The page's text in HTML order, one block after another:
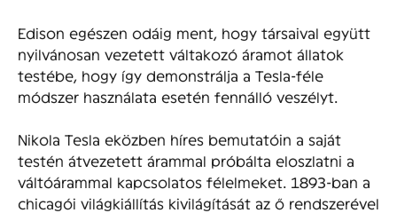
Edison egészen odáig ment, hogy társaival együtt
nyilvánosan vezetett váltakozó áramot állatok
testébe, hogy így demonstrálja a Tesla-féle
módszer használata esetén fennálló veszélyt.
Nikola Tesla eközben híres bemutatóin a saját
testén átvezetett árammal próbálta eloszlatni a
váltóárammal kapcsolatos félelmeket. 1893-ban a
chicagói világkiállítás kivilágítását az ő rendszerével